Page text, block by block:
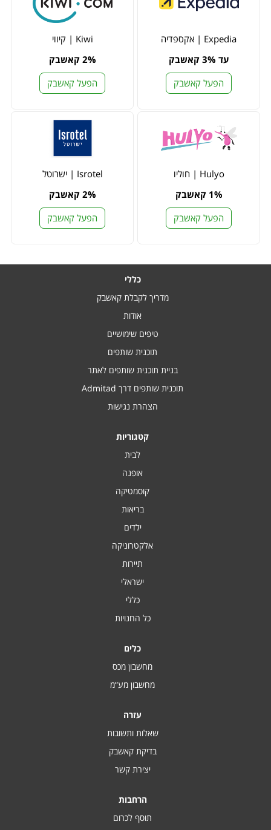
Expedia | אקספדיה
עד 3% קאשבק
הפעל קאשבק
Kiwi | קיווי
2% קאשבק
הפעל קאשבק
Hulyo | חוליו
1% קאשבק
הפעל קאשבק
Isrotel | ישרוטל
2% קאשבק
הפעל קאשבק
כללי
מדריך לקבלת קאשבק
אודות
טיפים שימושיים
תוכנית שותפים
בניית תוכנית שותפים לאתר
תוכנית שותפים דרך Admitad
הצהרת נגישות
קטגוריות
לבית
אופנה
קוסמטיקה
בריאות
ילדים
אלקטרוניקה
תיירות
ישראלי
כללי
כל החנויות
כלים
מחשבון מכס
מחשבון מע“מ
עזרה
שאלות ותשובות
בדיקת קאשבק
יצירת קשר
הרחבות
תוסף לכרום